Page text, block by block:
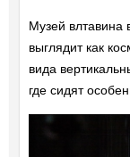
Музей влтавина
выглядит как
вида
где сидят